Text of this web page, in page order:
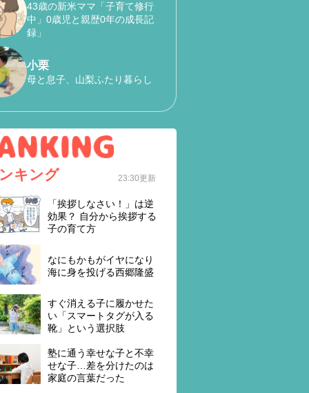
43歳の新米ママ「子育て修行
中」0歳児と親歴0年の成長記
録」
小栗
母と息子、山梨ふたり暮らし
キング 23:30更新
「挨拶しなさい！」は逆
効果？ 自分から挨拶する
子の育て方
なにもかもがイヤになり
海に身を投げる西郷隆盛
すぐ消える子に履かせた
い「スマートタグが入る
靴」という選択肢
塾に通う幸せな子と不幸
せな子…差を分けたのは
家庭の言葉だった